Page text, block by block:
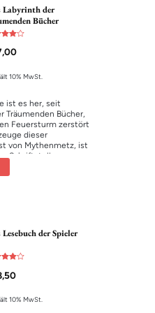
Aber Krieg und
kaum Platz für die
und der Lady.
Labyrinth der
Bücher
10% MwSt.
ist es her, seit
Träumenden Bücher,
Feuersturm zerstört
dieser
von Mythenmetz, ist
Schriftsteller
erholt sich auf der
monumentalen
Lesebuch der Spieler
10% MwSt.